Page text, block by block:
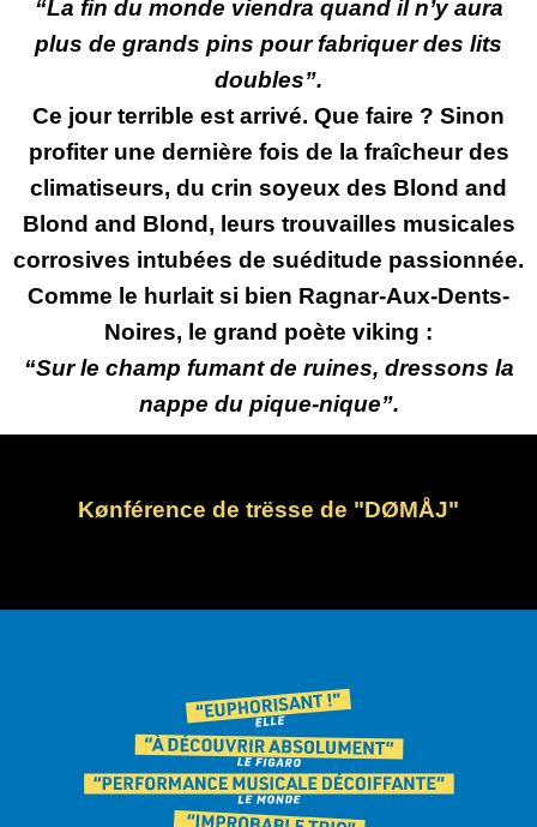
“La fin du monde viendra quand il n’y aura
plus de grands pins pour fabriquer des lits
doubles”.
Ce jour terrible est arrivé. Que faire ? Sinon
profiter une dernière fois de la fraîcheur des
climatiseurs, du crin soyeux des Blond and
Blond and Blond, leurs trouvailles musicales
corrosives intubées de suéditude passionnée.
Comme le hurlait si bien Ragnar-Aux-Dents-
Noires, le grand poète viking :
“Sur le champ fumant de ruines, dressons la
nappe du pique-nique”.
Kønférence de trësse de "DØMÅJ"